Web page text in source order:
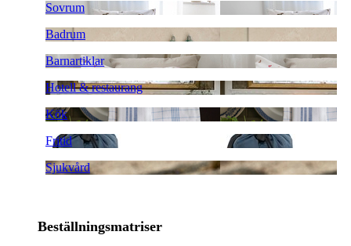
Sovrum
Badrum
Barnartiklar
Hotell & restaurang
Kök
Fritid
Sjukvård
Beställningsmatriser